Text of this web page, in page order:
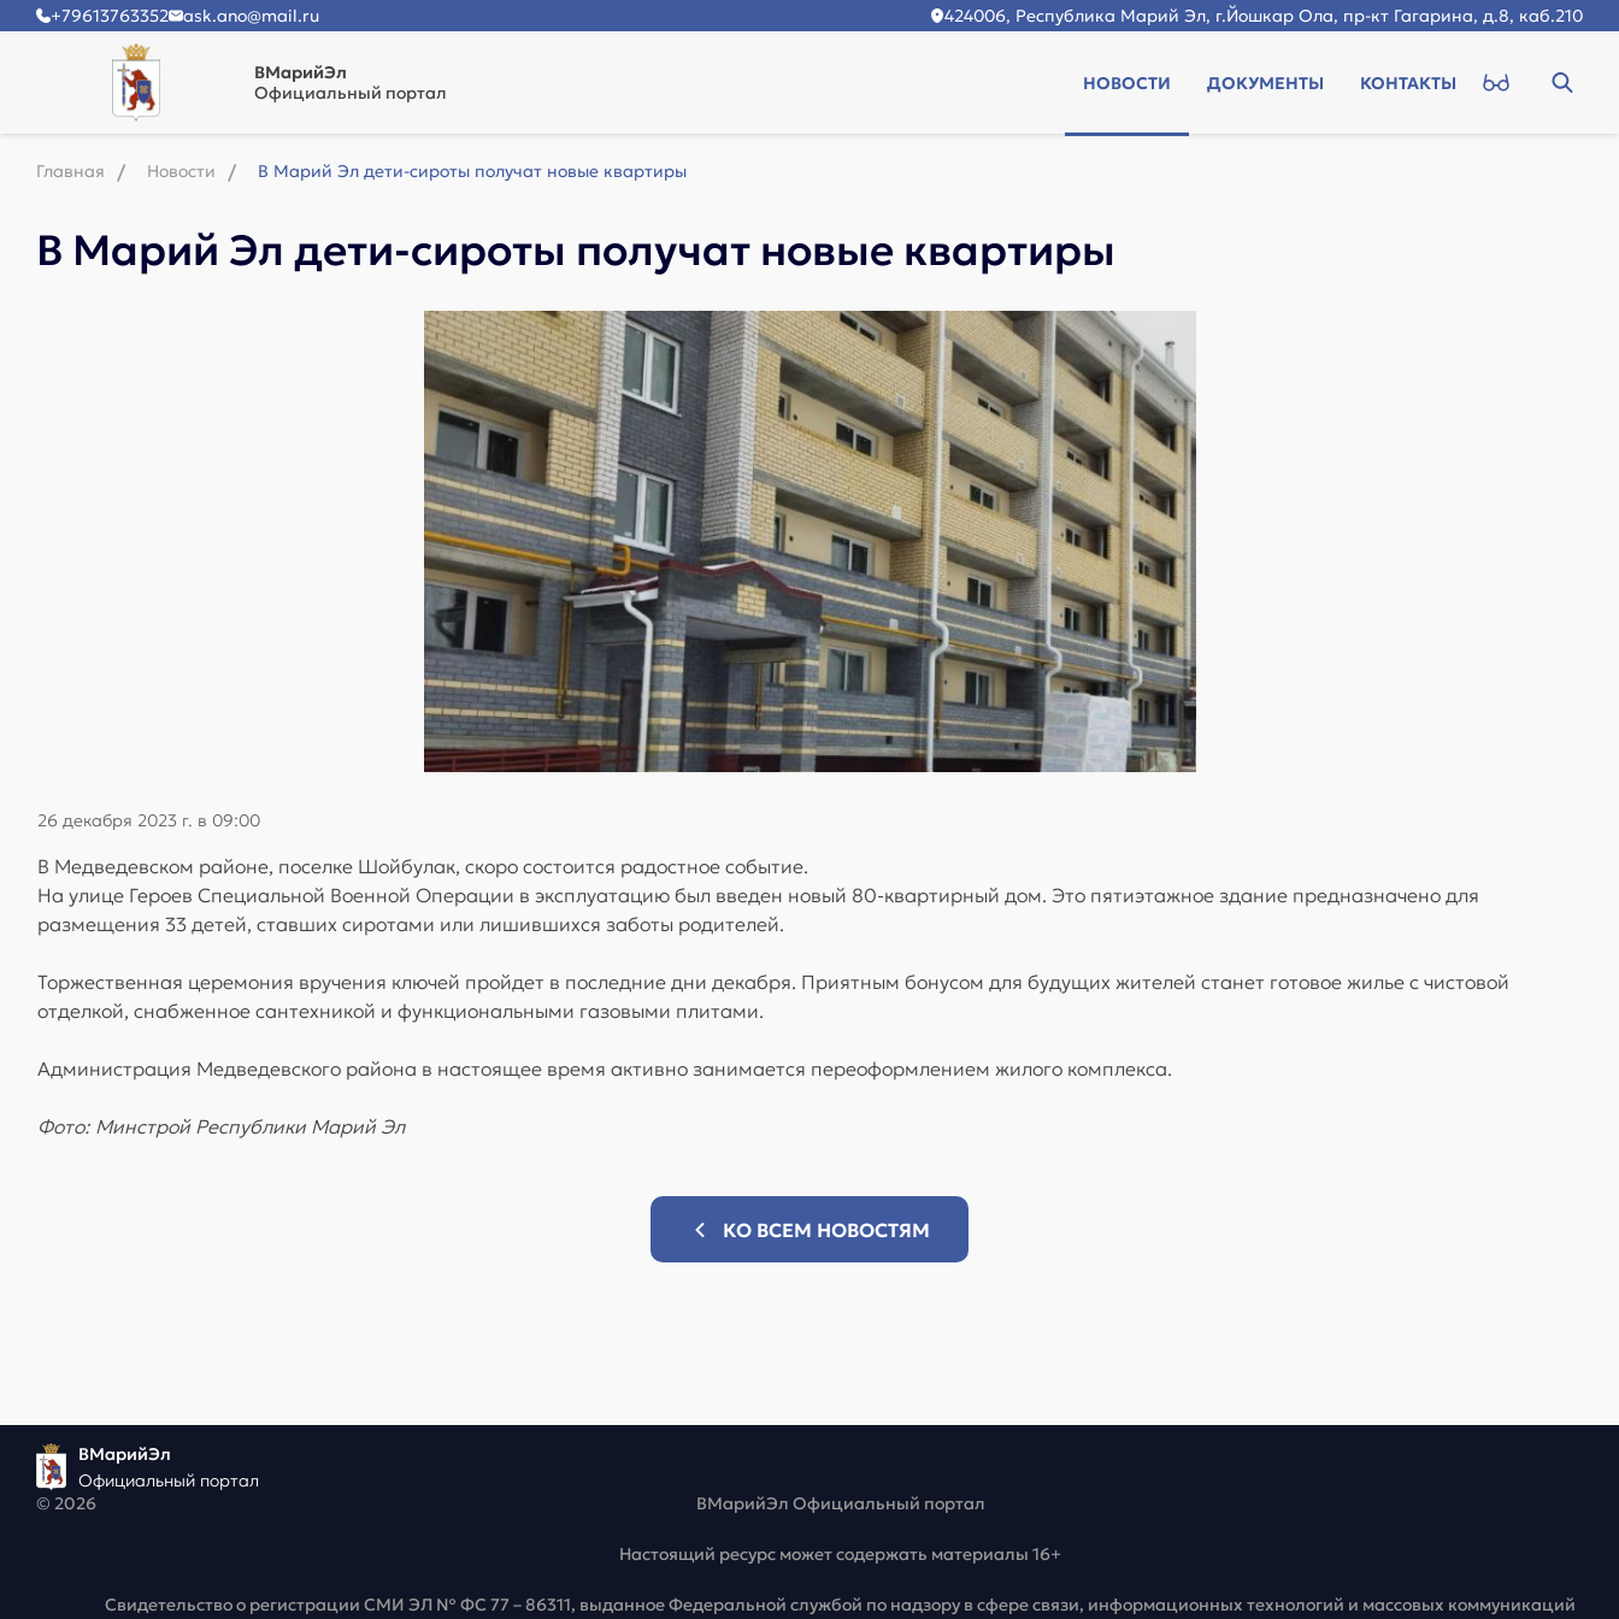
+79613763352 ask.ano@mail.ru 424006, Республика Марий Эл, г.Йошкар Ола, пр-кт Гагарина, д.8, каб.210
ВМарийЭл
Официальный портал
НОВОСТИ ДОКУМЕНТЫ КОНТАКТЫ
Главная Новости В Марий Эл дети-сироты получат новые квартиры
В Марий Эл дети-сироты получат новые квартиры
26 декабря 2023 г. в 09:00
В Медведевском районе, поселке Шойбулак, скоро состоится радостное событие.
На улице Героев Специальной Военной Операции в эксплуатацию был введен новый 80-квартирный дом. Это пятиэтажное здание предназначено для
размещения 33 детей, ставших сиротами или лишившихся заботы родителей.
Торжественная церемония вручения ключей пройдет в последние дни декабря. Приятным бонусом для будущих жителей станет готовое жилье с чистовой
отделкой, снабженное сантехникой и функциональными газовыми плитами.
Администрация Медведевского района в настоящее время активно занимается переоформлением жилого комплекса.
Фото: Минстрой Республики Марий Эл
КО ВСЕМ НОВОСТЯМ
ВМарийЭл
Официальный портал
© 2026
ВМарийЭл Официальный портал
Настоящий ресурс может содержать материалы 16+
Свидетельство о регистрации СМИ ЭЛ № ФС 77 – 86311, выданное Федеральной службой по надзору в сфере связи, информационных технологий и массовых коммуникаций